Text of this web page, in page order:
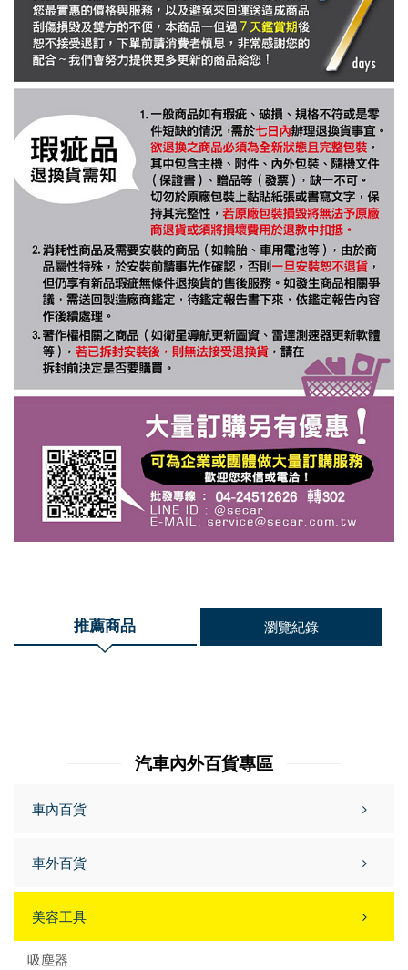
推薦商品 瀏覽紀錄
汽車內外百貨專區
車內百貨
車外百貨
美容工具
吸塵器